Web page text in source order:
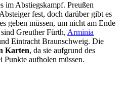
im Abstiegskampf. Preußen
fest, doch darüber gibt es
geben müssen, um nicht am Ende
Greuther Fürth, Arminia
Eintracht Braunschweig. Die
Karten, da sie aufgrund des
Punkte aufholen müssen.